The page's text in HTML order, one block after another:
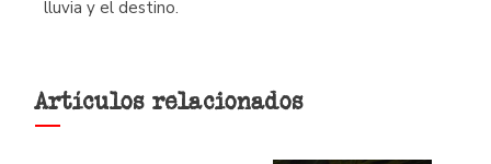
lluvia y el destino.
Artículos relacionados